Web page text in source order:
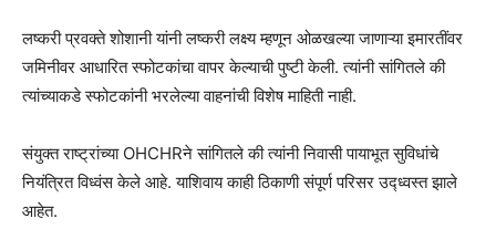
लष्करी प्रवक्ते शोशानी यांनी लष्करी लक्ष्य म्हणून ओळखल्या जाणाऱ्या इमारतींवर
जमिनीवर आधारित स्फोटकांचा वापर केल्याची पुष्टी केली. त्यांनी सांगितले की
त्यांच्याकडे स्फोटकांनी भरलेल्या वाहनांची विशेष माहिती नाही.
संयुक्त राष्ट्रांच्या OHCHRने सांगितले की त्यांनी निवासी पायाभूत सुविधांचे
नियंत्रित विध्वंस केले आहे. याशिवाय काही ठिकाणी संपूर्ण परिसर उद्ध्वस्त झाले
आहेत.